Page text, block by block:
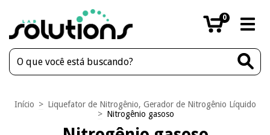
0
Início > Liquefator de Nitrogênio, Gerador de Nitrogênio Líquido
> Nitrogênio gasoso